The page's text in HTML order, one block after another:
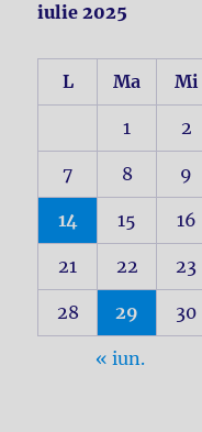
iulie 2025
L Ma Mi
1 2
7 8 9
14 15 16
21 22 23
28 29 30
« iun.